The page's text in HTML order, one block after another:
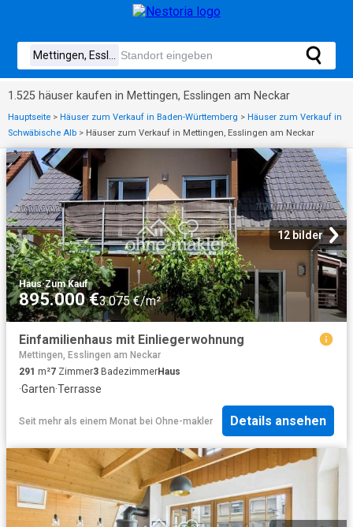
1.525 häuser kaufen in Mettingen, Esslingen am Neckar
Hauptseite > Häuser zum Verkauf in Baden-Württemberg > Häuser zum Verkauf in
Schwäbische Alb > Häuser zum Verkauf in Mettingen, Esslingen am Neckar
12 bilder
Haus·Zum Kauf
895.000 €3.075 €/m²
Einfamilienhaus mit Einliegerwohnung
Mettingen, Esslingen am Neckar
291 m²7 Zimmer3 BadezimmerHaus
·Garten·Terrasse
Seit mehr als einem Monat bei Ohne-makler Details ansehen